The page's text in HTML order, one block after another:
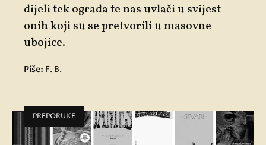
dijeli tek ograda te nas uvlači u svijest
onih koji su se pretvorili u masovne
ubojice.
Piše: F. B.
PREPORUKE